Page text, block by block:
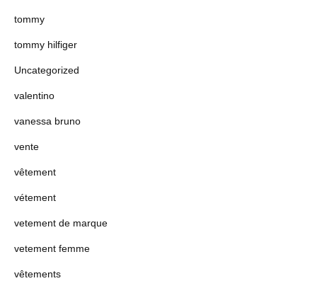
tommy
tommy hilfiger
Uncategorized
valentino
vanessa bruno
vente
vêtement
vétement
vetement de marque
vetement femme
vêtements